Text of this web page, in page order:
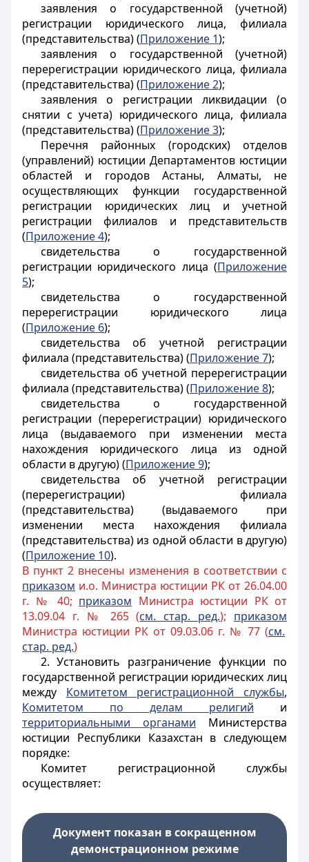
заявления о государственной (учетной)
регистрации юридического лица, филиала
(представительства) (Приложение 1);
заявления о государственной (учетной)
перерегистрации юридического лица, филиала
(представительства) (Приложение 2);
заявления о регистрации ликвидации (о
снятии с учета) юридического лица, филиала
(представительства) (Приложение 3);
Перечня районных (городских) отделов
(управлений) юстиции Департаментов юстиции
областей и городов Астаны, Алматы, не
осуществляющих функции государственной
регистрации юридических лиц и учетной
регистрации филиалов и представительств
(Приложение 4);
свидетельства о государственной
регистрации юридического лица (Приложение
5);
свидетельства о государственной
перерегистрации юридического лица
(Приложение 6);
свидетельства об учетной регистрации
филиала (представительства) (Приложение 7);
свидетельства об учетной перерегистрации
филиала (представительства) (Приложение 8);
свидетельства о государственной
регистрации (перерегистрации) юридического
лица (выдаваемого при изменении места
нахождения юридического лица из одной
области в другую) (Приложение 9);
свидетельства об учетной регистрации
(перерегистрации) филиала
(представительства) (выдаваемого при
изменении места нахождения филиала
(представительства) из одной области в другую)
(Приложение 10).
В пункт 2 внесены изменения в соответствии с
приказом и.о. Министра юстиции РК от 26.04.00
г. № 40; приказом Министра юстиции РК от
13.09.04 г. № 265 (см. стар. ред.); приказом
Министра юстиции РК от 09.03.06 г. № 77 (см.
стар. ред.)
2. Установить разграничение функции по
государственной регистрации юридических лиц
между Комитетом регистрационной службы,
Комитетом по делам религий и
территориальными органами Министерства
юстиции Республики Казахстан в следующем
порядке:
Комитет регистрационной службы
осуществляет:
Документ показан в сокращенном
демонстрационном режиме